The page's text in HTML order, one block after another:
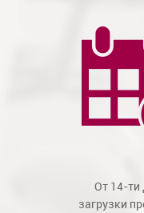
От 14-ти
загрузки